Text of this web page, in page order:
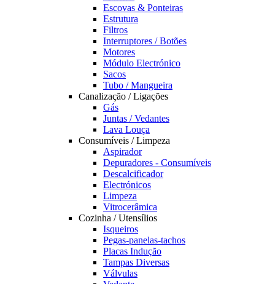
Escovas & Ponteiras
Estrutura
Filtros
Interruptores / Botões
Motores
Módulo Electrónico
Sacos
Tubo / Mangueira
Canalização / Ligações
Gás
Juntas / Vedantes
Lava Louça
Consumíveis / Limpeza
Aspirador
Depuradores - Consumíveis
Descalcificador
Electrónicos
Limpeza
Vitrocerâmica
Cozinha / Utensílios
Isqueiros
Pegas-panelas-tachos
Placas Indução
Tampas Diversas
Válvulas